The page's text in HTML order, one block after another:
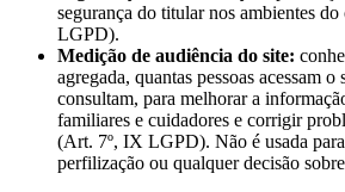
segurança do titular nos ambientes
LGPD).
Medição de audiência do site:
agregada, quantas pessoas acessam
consultam, para melhorar a
familiares e cuidadores e corrigir
(Art. 7º, IX LGPD). Não é usada
perfilização ou qualquer decisão